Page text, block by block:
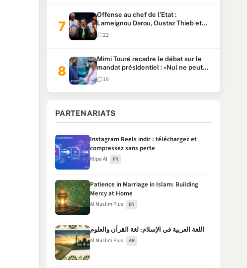
Offense au chef de l’Etat :
Lameignou Darou, Oustaz Thieb et
Ndiaye Touba lourdement
condamnés
22
Mimi Touré recadre le débat sur le
mandat présidentiel : «Nul ne peut
faire plus de deux mandats
consécutifs de 5 ans»
19
PARTENARIATS
Instagram Reels indir : téléchargez et
compressez sans perte
Klipa AI FR
Patience in Marriage in Islam: Building
Mercy at Home
Al Muslim Plus EN
اللغة العربية في الإسلام: لغة القرآن والعلوم
Al Muslim Plus AR